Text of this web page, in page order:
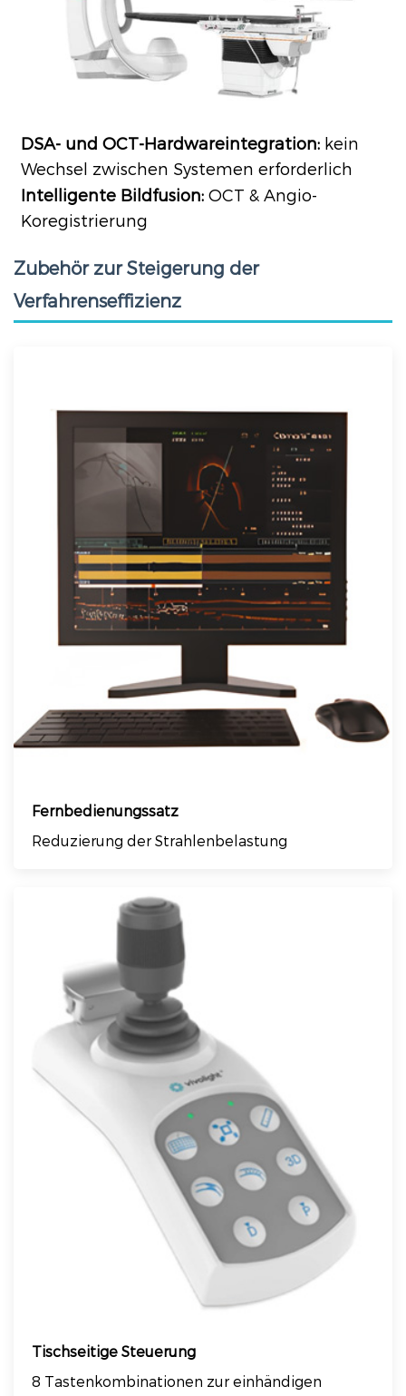
DSA- und OCT-Hardwareintegration: kein
Wechsel zwischen Systemen erforderlich
Intelligente Bildfusion: OCT & Angio-
Koregistrierung
Zubehör zur Steigerung der
Verfahrenseffizienz
Fernbedienungssatz
Reduzierung der Strahlenbelastung
Tischseitige Steuerung
8 Tastenkombinationen zur einhändigen